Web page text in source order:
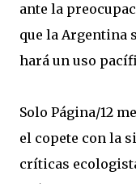
ante la
que la Argentina
hará un uso
Solo Página/12
el copete con la
críticas